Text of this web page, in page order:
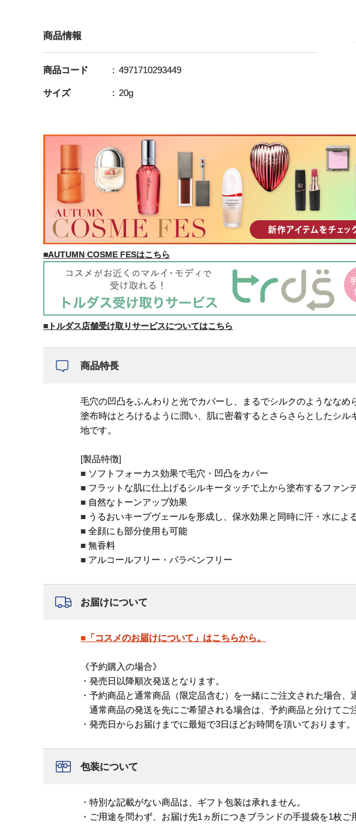
商品情報
商品コード 4971710293449
サイズ 20g
■AUTUMN COSME FESはこちら
■トルダス店舗受け取りサービスについてはこちら
商品特長
毛穴の凹凸をふんわりと光でカバーし、まるでシルクのようななめ
塗布時はとろけるように潤い、肌に密着するとさらさらとしたシ
地です。
[製品特徴]
■ ソフトフォーカス効果で毛穴・凹凸をカバー
■ フラットな肌に仕上げるシルキータッチで上から塗布するファン
■ 自然なトーンアップ効果
■ うるおいキープヴェールを形成し、保水効果と同時に汗・水によ
■ 全顔にも部分使用も可能
■ 無香料
■ アルコールフリー・パラベンフリー
お届けについて
■「コスメのお届けについて」はこちらから。
《予約購入の場合》
・発売日以降順次発送となります。
・予約商品と通常商品（限定品含む）を一緒にご注文された場合
通常商品の発送を先にご希望される場合は、予約商品と分けてご
・発売日からお届けまでに最短で3日ほどお時間を頂いております。
包装について
・特別な記載がない商品は、ギフト包装は承れません。
・ご用途を問わず、お届け先1ヵ所につきブランドの手提袋を1枚ご